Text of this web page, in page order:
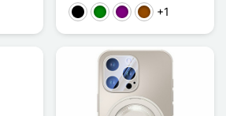
NegroVerdePúrpuraMarrón
+1